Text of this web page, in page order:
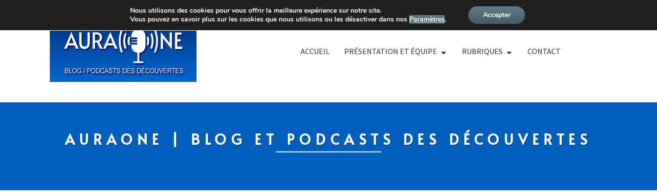
ACCUEIL PRÉSENTATION ET ÉQUIPE RUBRIQUES CONTACT
AURAONE | BLOG ET PODCASTS DES DÉCOUVERTES
Nous utilisons des cookies pour vous offrir la meilleure expérience sur notre site.
Vous pouvez en savoir plus sur les cookies que nous utilisons ou les désactiver dans nosParamètres. Accepter